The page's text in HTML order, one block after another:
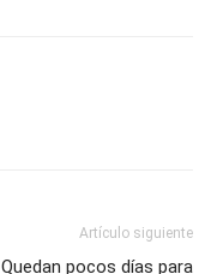
Artículo siguiente
Quedan pocos días para